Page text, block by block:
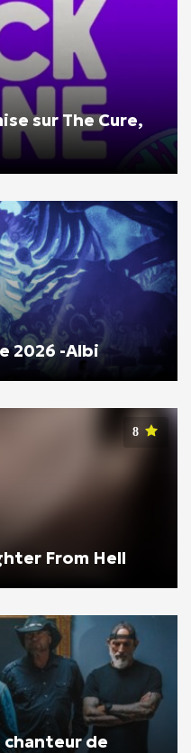
sur The Cure,
2026 -Albi
8
From Hell
chanteur de